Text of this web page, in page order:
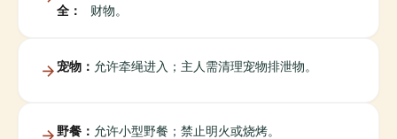
全：
财物。
宠物： 允许牵绳进入；主人需清理宠物排泄物。
野餐： 允许小型野餐；禁止明火或烧烤。